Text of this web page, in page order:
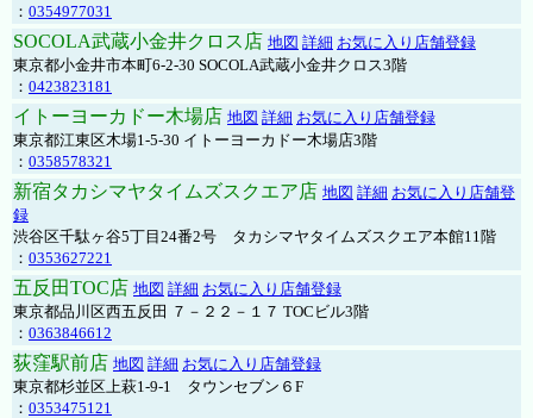
： 0354977031
SOCOLA武蔵小金井クロス店 地図 詳細 お気に入り店舗登録
東京都小金井市本町6-2-30 SOCOLA武蔵小金井クロス3階
： 0423823181
イトーヨーカドー木場店 地図 詳細 お気に入り店舗登録
東京都江東区木場1-5-30 イトーヨーカドー木場店3階
： 0358578321
新宿タカシマヤタイムズスクエア店 地図 詳細 お気に入り店舗登
録
渋谷区千駄ヶ谷5丁目24番2号 タカシマヤタイムズスクエア本館11階
： 0353627221
五反田TOC店 地図 詳細 お気に入り店舗登録
東京都品川区西五反田 ７－２２－１７ TOCビル3階
： 0363846612
荻窪駅前店 地図 詳細 お気に入り店舗登録
東京都杉並区上萩1-9-1 タウンセブン６F
： 0353475121